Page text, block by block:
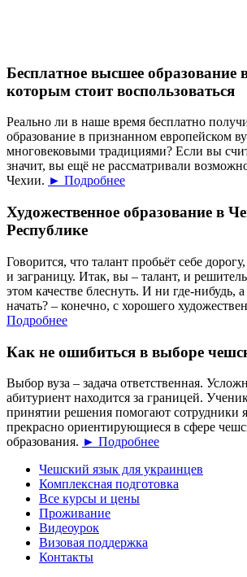
Бесплатное высшее образование
которым стоит воспользоваться
Реально ли в наше время бесплатно
образование в признанном европейском
многовековыми традициями? Если вы
значит, вы ещё не рассматривали
Чехии. ► Подробнее
Художественное образование в
Республике
Говорится, что талант пробьёт себе
и заграницу. Итак, вы – талант, и
этом качестве блеснуть. И ни где-нибудь,
начать? – конечно, с хорошего
Подробнее
Как не ошибиться в выборе
Выбор вуза – задача ответственная.
абитуриент находится за границей.
принятии решения помогают сотрудники
прекрасно ориентирующиеся в сфере
образования. ► Подробнее
Чешский язык для украинцев
Комплексная подготовка
Все курсы и цены
Проживание
Видеоурок
Визовая поддержка
Контакты